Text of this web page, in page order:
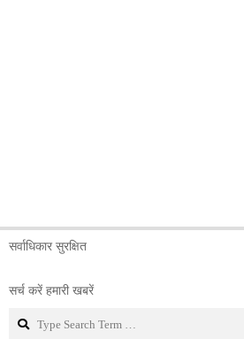
सर्वाधिकार सुरक्षित
सर्च करें हमारी खबरें